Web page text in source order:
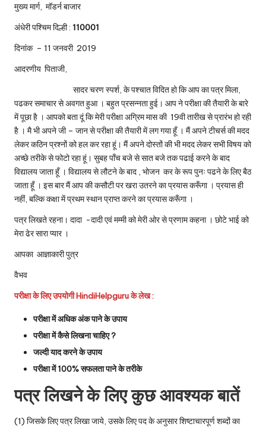
मुख्य मार्ग, मॉडर्न बाजार
अंधेरी पश्चिम दिल्ही : 110001
दिनांक – 11 जनवरी 2019
आदरणीय पिताजी,
सादर चरण स्पर्श, के पश्चात विदित हो कि आप का पत्र मिला,
पढकर समाचार से अवगत हुआ । बहुत प्रसन्नता हुई। आप ने परीक्षा की तैयारी के बारे
में पूछा है । आपको बता दूं कि मेरी परीक्षा अग्रिम मास की 19वी तारीख से प्रारंभ हो रही
है । मै भी अपने जी – जान से परीक्षा की तैयारी में लग गया हूँ । मैं अपने टीचर्स की मदद
लेकर कठिन प्रश्नों को हल कर रहा हूं। मैं अपने दोस्तों की भी मदद लेकर सभी विषय को
अच्छे तरीके से फोटो रहा हूं। सुबह पाँच बजे से सात बजे तक पढाई करने के बाद
विद्यालय जाता हूँ । विद्यालय से लौटने के बाद , भोजन कर के रूप पुनः पढने के लिए बैठ
जाता हूँ । इस बार मैं आप की कसौटी पर खरा उतरने का प्रयास करूँगा । प्रयास ही
नहीं, बल्कि कक्षा में प्रथम स्थान प्राप्त करने का प्रयास करूँगा ।
पत्र लिखते रहना। दादा -दादी एवं मम्मी को मेरी ओर से प्रणाम कहना । छोटे भाई को
मेरा ढेर सारा प्यार ।
आपका आज्ञाकारी पुत्र
वैभव
परीक्षा के लिए उपयोगी HindiHelpguru के लेख :
परीक्षा में अधिक अंक पाने के उपाय
परीक्षा में कैसे लिखना चाहिए ?
जल्दी याद करने के उपाय
परीक्षा में 100% सफलता पाने के तरीके
पत्र लिखने के लिए कुछ आवश्यक बातें
(1) जिसके लिए पत्र लिखा जाये, उसके लिए पद के अनुसार शिष्टाचारपूर्ण शब्दों का